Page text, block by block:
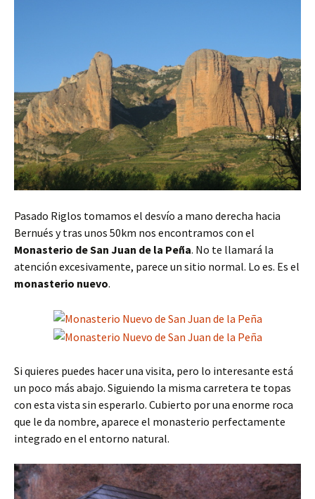
Pasado Riglos tomamos el desvío a mano derecha hacia
Bernués y tras unos 50km nos encontramos con el
Monasterio de San Juan de la Peña. No te llamará la
atención excesivamente, parece un sitio normal. Lo es. Es el
monasterio nuevo.
Si quieres puedes hacer una visita, pero lo interesante está
un poco más abajo. Siguiendo la misma carretera te topas
con esta vista sin esperarlo. Cubierto por una enorme roca
que le da nombre, aparece el monasterio perfectamente
integrado en el entorno natural.